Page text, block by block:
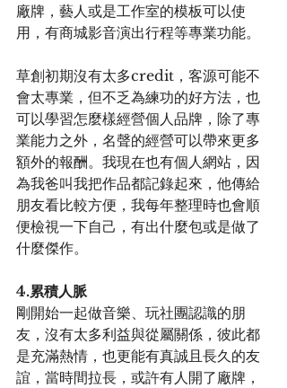
廠牌，藝人或是工作室的模板可以使
用，有商城影音演出行程等專業功能。
草創初期沒有太多credit，客源可能不
會太專業，但不乏為練功的好方法，也
可以學習怎麼樣經營個人品牌，除了專
業能力之外，名聲的經營可以帶來更多
額外的報酬。我現在也有個人網站，因
為我爸叫我把作品都記錄起來，他傳給
朋友看比較方便，我每年整理時也會順
便檢視一下自己，有出什麼包或是做了
什麼傑作。
4.累積人脈
剛開始一起做音樂、玩社團認識的朋
友，沒有太多利益與從屬關係，彼此都
是充滿熱情，也更能有真誠且長久的友
誼，當時間拉長，或許有人開了廠牌，